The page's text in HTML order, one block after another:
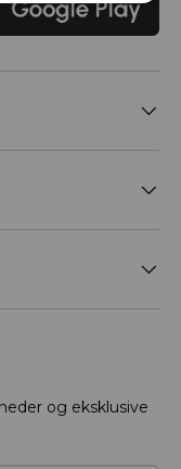
og eksklusive